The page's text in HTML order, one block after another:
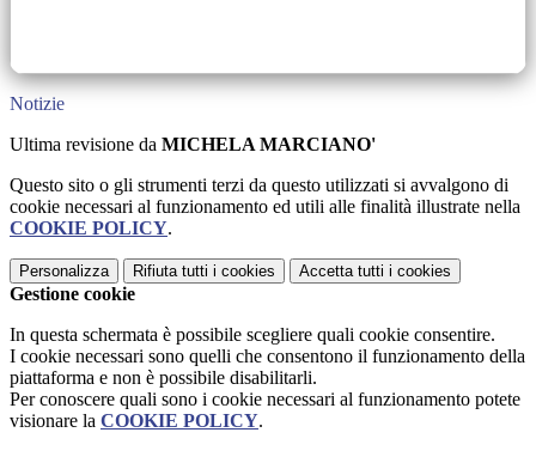
Notizie
Ultima revisione da MICHELA MARCIANO'
Questo sito o gli strumenti terzi da questo utilizzati si avvalgono di
cookie necessari al funzionamento ed utili alle finalità illustrate nella
COOKIE POLICY.
Personalizza Rifiuta tutti i cookies Accetta tutti i cookies
Gestione cookie
In questa schermata è possibile scegliere quali cookie consentire.
I cookie necessari sono quelli che consentono il funzionamento della
piattaforma e non è possibile disabilitarli.
Per conoscere quali sono i cookie necessari al funzionamento potete
visionare la COOKIE POLICY.